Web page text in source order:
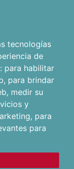
tecnologías
de
para habilitar
, para brindar
, medir su
y
, para
para